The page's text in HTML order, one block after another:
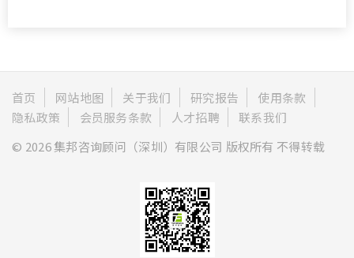
首页 网站地图 关于我们 研究报告
使用条款
隐私政策
会员服务条款 人才招聘
联系我们
© 2026 集邦咨询顾问（深圳）有限公司 版权所有 不得转载